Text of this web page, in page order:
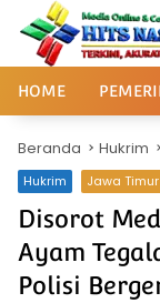
Langsung
konten
HOME
Beranda Hukrim
Hukrim Jawa Timur
Disorot
Ayam
Polisi